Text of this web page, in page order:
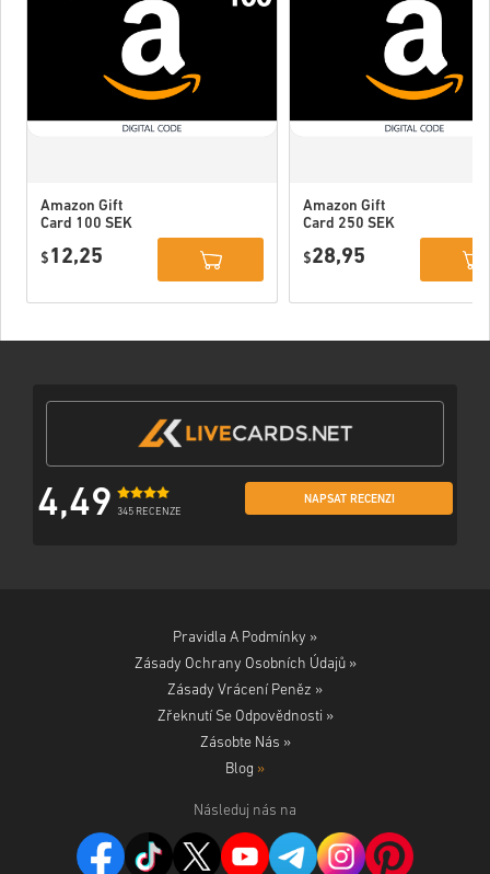
Amazon Gift
Card 100 SEK
$ 12,25
Amazon Gift
Card 250 SEK
$28,95
4,49 345 RECENZE
NAPSAT RECENZI
Pravidla A Podmínky »
Zásady Ochrany Osobních Údajů »
Zásady Vrácení Peněz »
Zřeknutí Se Odpovědnosti »
Zásobte Nás »
Blog »
Následuj nás na